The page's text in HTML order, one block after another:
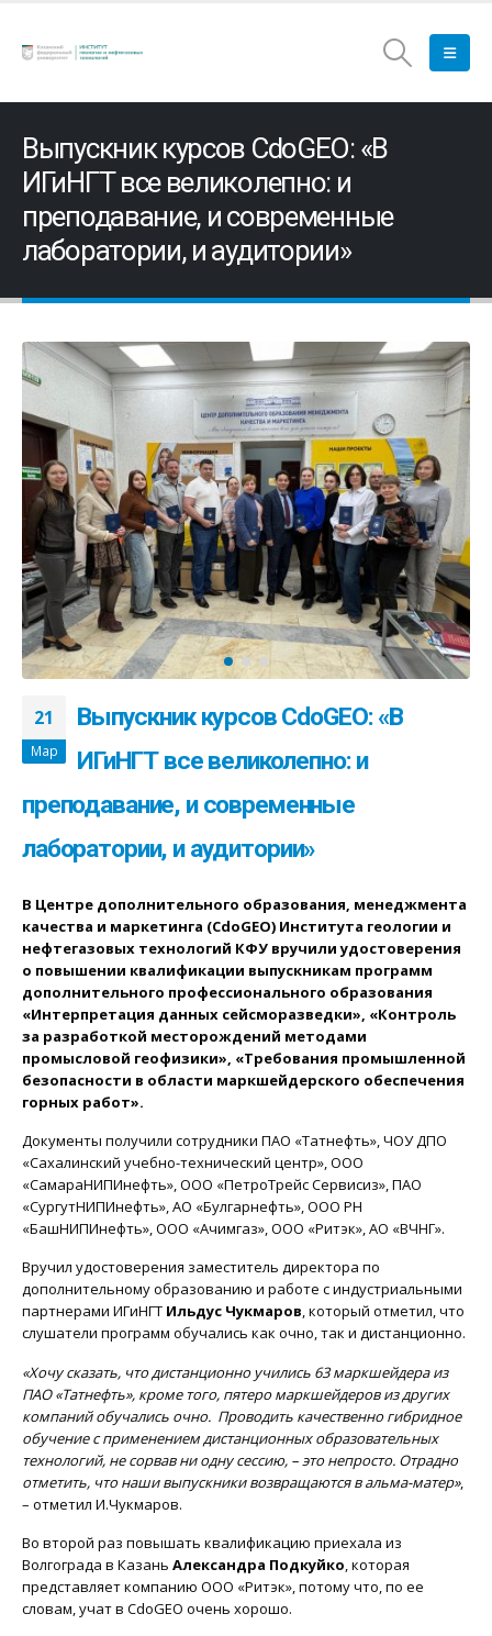
Выпускник курсов CdoGEO: «В
ИГиНГТ все великолепно: и
преподавание, и современные
лаборатории, и аудитории»
21
Мар
Выпускник курсов CdoGEO: «В
ИГиНГТ все великолепно: и
преподавание, и современные
лаборатории, и аудитории»
В Центре дополнительного образования, менеджмента
качества и маркетинга (CdoGEO) Института геологии и
нефтегазовых технологий КФУ вручили удостоверения
о повышении квалификации выпускникам программ
дополнительного профессионального образования
«Интерпретация данных сейсморазведки», «Контроль
за разработкой месторождений методами
промысловой геофизики», «Требования промышленной
безопасности в области маркшейдерского обеспечения
горных работ».
Документы получили сотрудники ПАО «Татнефть», ЧОУ ДПО
«Сахалинский учебно-технический центр», ООО
«СамараНИПИнефть», ООО «ПетроТрейс Сервисиз», ПАО
«СургутНИПИнефть», АО «Булгарнефть», ООО РН
«БашНИПИнефть», ООО «Ачимгаз», ООО «Ритэк», АО «ВЧНГ».
Вручил удостоверения заместитель директора по
дополнительному образованию и работе с индустриальными
партнерами ИГиНГТ Ильдус Чукмаров, который отметил, что
слушатели программ обучались как очно, так и дистанционно.
«Хочу сказать, что дистанционно учились 63 маркшейдера из
ПАО «Татнефть», кроме того, пятеро маркшейдеров из других
компаний обучались очно. Проводить качественно гибридное
обучение с применением дистанционных образовательных
технологий, не сорвав ни одну сессию, – это непросто. Отрадно
отметить, что наши выпускники возвращаются в альма-матер»,
– отметил И.Чукмаров.
Во второй раз повышать квалификацию приехала из
Волгограда в Казань Александра Подкуйко, которая
представляет компанию ООО «Ритэк», потому что, по ее
словам, учат в CdoGEO очень хорошо.